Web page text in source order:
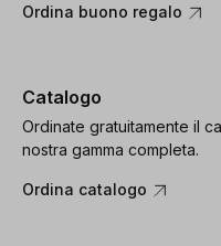
Ordina buono regalo
Catalogo
Ordinate gratuitamente il
nostra gamma completa.
Ordina catalogo